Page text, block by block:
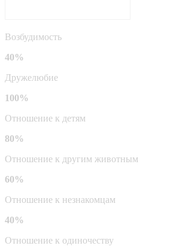
Возбудимость
40%
Дружелюбие
100%
Отношение к детям
80%
Отношение к другим животным
60%
Отношение к незнакомцам
40%
Отношение к одиночеству